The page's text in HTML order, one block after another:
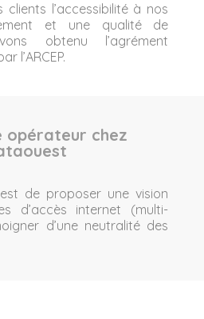
l’accessibilité à nos
et une qualité de
obtenu l’agrément
l’ARCEP.
opérateur chez
de proposer une vision
d’accès internet (multi-
d’une neutralité des